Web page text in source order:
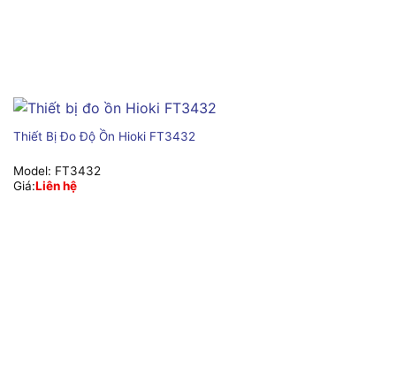
Thiết Bị Đo Độ Ồn Hioki FT3432
Model: FT3432
Giá:Liên hệ